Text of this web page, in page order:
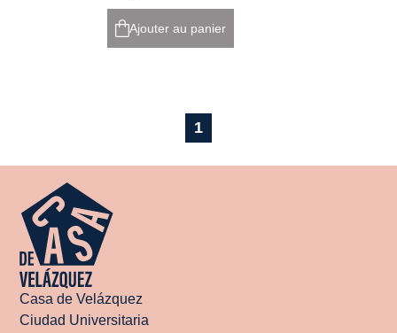
Ajouter au panier
1
Casa de Velázquez
Ciudad Universitaria